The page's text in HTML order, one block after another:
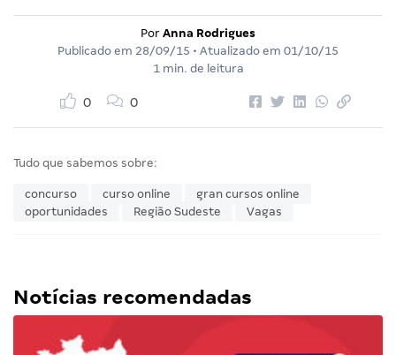
Por Anna Rodrigues
Publicado em 28/09/15 • Atualizado em 01/10/15
1 min. de leitura
0 0
Tudo que sabemos sobre:
concurso curso online
gran cursos online
oportunidades
Região Sudeste Vagas
Notícias recomendadas